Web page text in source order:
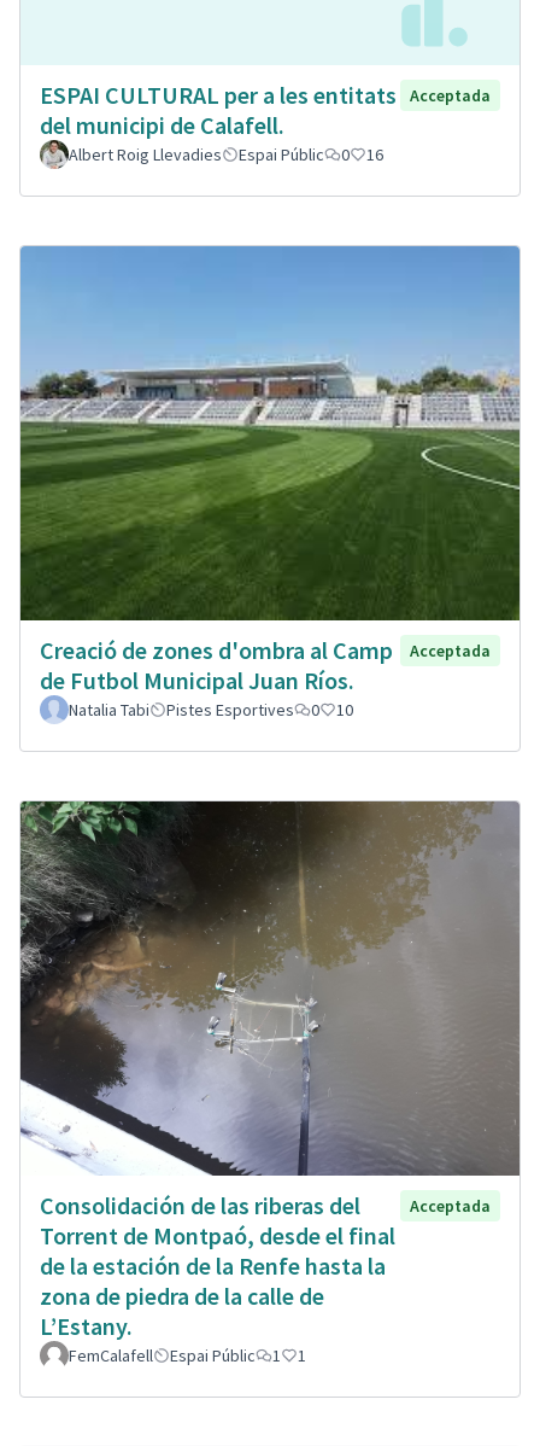
ESPAI CULTURAL per a les entitats
del municipi de Calafell.
Acceptada
Albert Roig Llevadies Espai Públic 0 16
Creació de zones d'ombra al Camp
de Futbol Municipal Juan Ríos.
Acceptada
Natalia Tabi Pistes Esportives 0 10
Consolidación de las riberas del
Torrent de Montpaó, desde el final
de la estación de la Renfe hasta la
zona de piedra de la calle de
L’Estany.
Acceptada
FemCalafell Espai Públic 1 1